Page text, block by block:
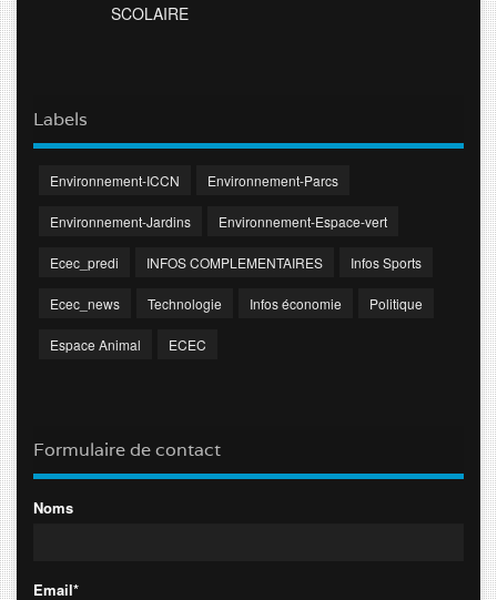
SCOLAIRE
Labels
Environnement-ICCN Environnement-Parcs
Environnement-Jardins Environnement-Espace-vert
Ecec_predi INFOS COMPLEMENTAIRES Infos Sports
Ecec_news Technologie Infos économie Politique
Espace Animal ECEC
Formulaire de contact
Noms
Email*